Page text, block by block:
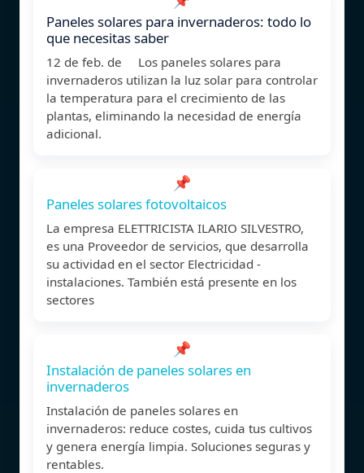
Paneles solares para invernaderos: todo lo
que necesitas saber
12 de feb. de Los paneles solares para
invernaderos utilizan la luz solar para controlar
la temperatura para el crecimiento de las
plantas, eliminando la necesidad de energía
adicional.
📌
Paneles solares fotovoltaicos
La empresa ELETTRICISTA ILARIO SILVESTRO,
es una Proveedor de servicios, que desarrolla
su actividad en el sector Electricidad -
instalaciones. También está presente en los
sectores
📌
Instalación de paneles solares en
invernaderos
Instalación de paneles solares en
invernaderos: reduce costes, cuida tus cultivos
y genera energía limpia. Soluciones seguras y
rentables.